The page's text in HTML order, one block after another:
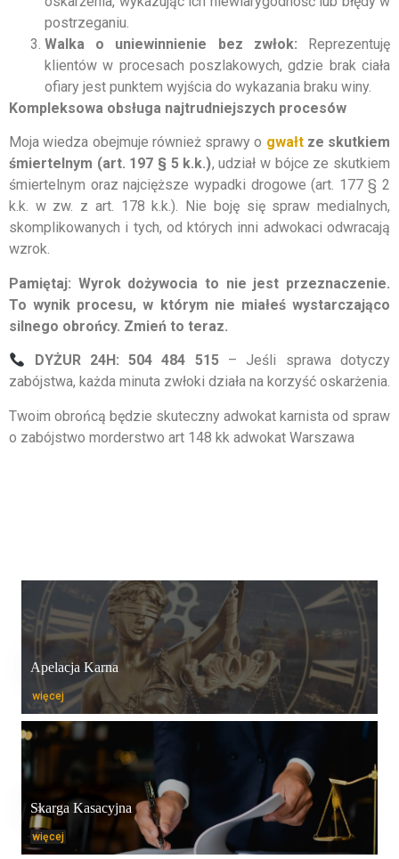
postrzeganiu.
Walka o uniewinnienie bez zwłok: Reprezentuję
klientów w procesach poszlakowych, gdzie brak ciała
ofiary jest punktem wyjścia do wykazania braku winy.
Kompleksowa obsługa najtrudniejszych procesów
Moja wiedza obejmuje również sprawy o gwałtze skutkiem
śmiertelnym (art. 197 § 5 k.k.), udział w bójce ze skutkiem
śmiertelnym oraz najcięższe wypadki drogowe (art. 177 § 2
k.k. w zw. z art. 178 k.k.). Nie boję się spraw medialnych,
skomplikowanych i tych, od których inni adwokaci odwracają
wzrok.
Pamiętaj: Wyrok dożywocia to nie jest przeznaczenie.
To wynik procesu, w którym nie miałeś wystarczająco
silnego obrońcy. Zmień to teraz.
DYŻUR 24H: 504 484 515– Jeśli sprawa dotyczy
zabójstwa, każda minuta zwłoki działa na korzyść oskarżenia.
Twoim obrońcą będzie skuteczny adwokat karnista od spraw
o zabójstwo morderstwo art 148 kk adwokat Warszawa
Apelacja Karna
więcej
Skarga Kasacyjna
więcej